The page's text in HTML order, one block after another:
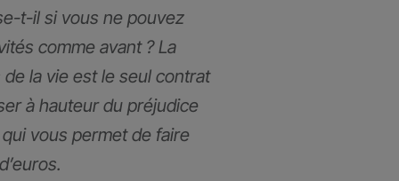
t-il si vous ne pouvez
comme avant ? La
la vie est le seul contrat
à hauteur du préjudice
vous permet de faire